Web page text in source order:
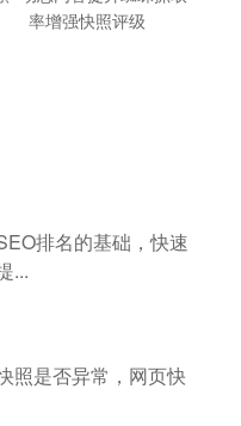
率增强快照评级
排名的基础，快速
...
照是否异常，网页快